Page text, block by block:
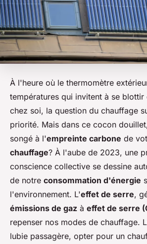
À l'heure où le thermomètre
températures qui invitent à se
chez soi, la question du chauffage
priorité. Mais dans ce cocon
songé à l'empreinte carbone de
chauffage? À l'aube de 2023, une
conscience collective se dessine
de notre consommation d'énergie
l'environnement. L'effet de serre,
émissions de gaz à effet de serre
repenser nos modes de chauffage.
lubie passagère, opter pour un